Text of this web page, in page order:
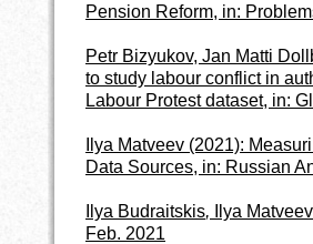
Pension Reform, in:
Petr Bizyukov, Jan Matti
to study labour conflict in
Labour Protest dataset, in:
Ilya Matveev (2021):
Data Sources, in: Russian
Ilya Budraitskis, Ilya
Feb. 2021